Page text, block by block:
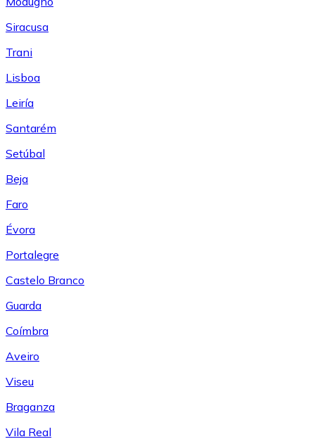
Siracusa
Trani
Lisboa
Leiría
Santarém
Setúbal
Beja
Faro
Évora
Portalegre
Castelo Branco
Guarda
Coímbra
Aveiro
Viseu
Braganza
Vila Real